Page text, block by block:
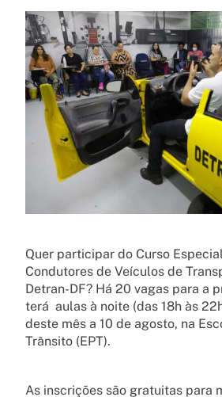
Quer participar do Curso
Condutores de Veículos de
Detran-DF? Há 20 vagas para a
terá aulas à noite (das 18h às
deste mês a 10 de agosto, na
Trânsito (EPT).
As inscrições são gratuitas para